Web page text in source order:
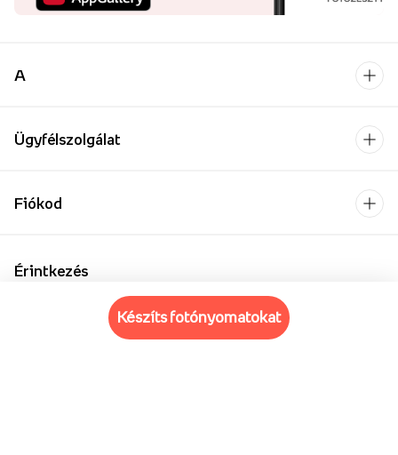
készíts fotónyomatokat
A
Ügyfélszolgálat
Érintkezés
+48 22 462 72 56
Hétfő-Péntek: 8:00-18:00
Kapcsolatfelvételi űrlap
Fiókod